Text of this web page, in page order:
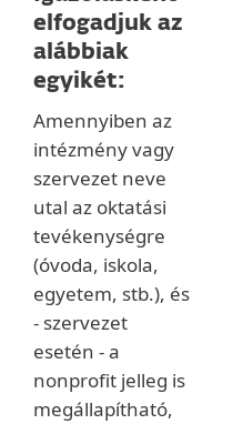
elfogadjuk az
alábbiak
egyikét:
Amennyiben az
intézmény vagy
szervezet neve
utal az oktatási
tevékenységre
(óvoda, iskola,
egyetem, stb.), és
- szervezet
esetén - a
nonprofit jelleg is
megállapítható,